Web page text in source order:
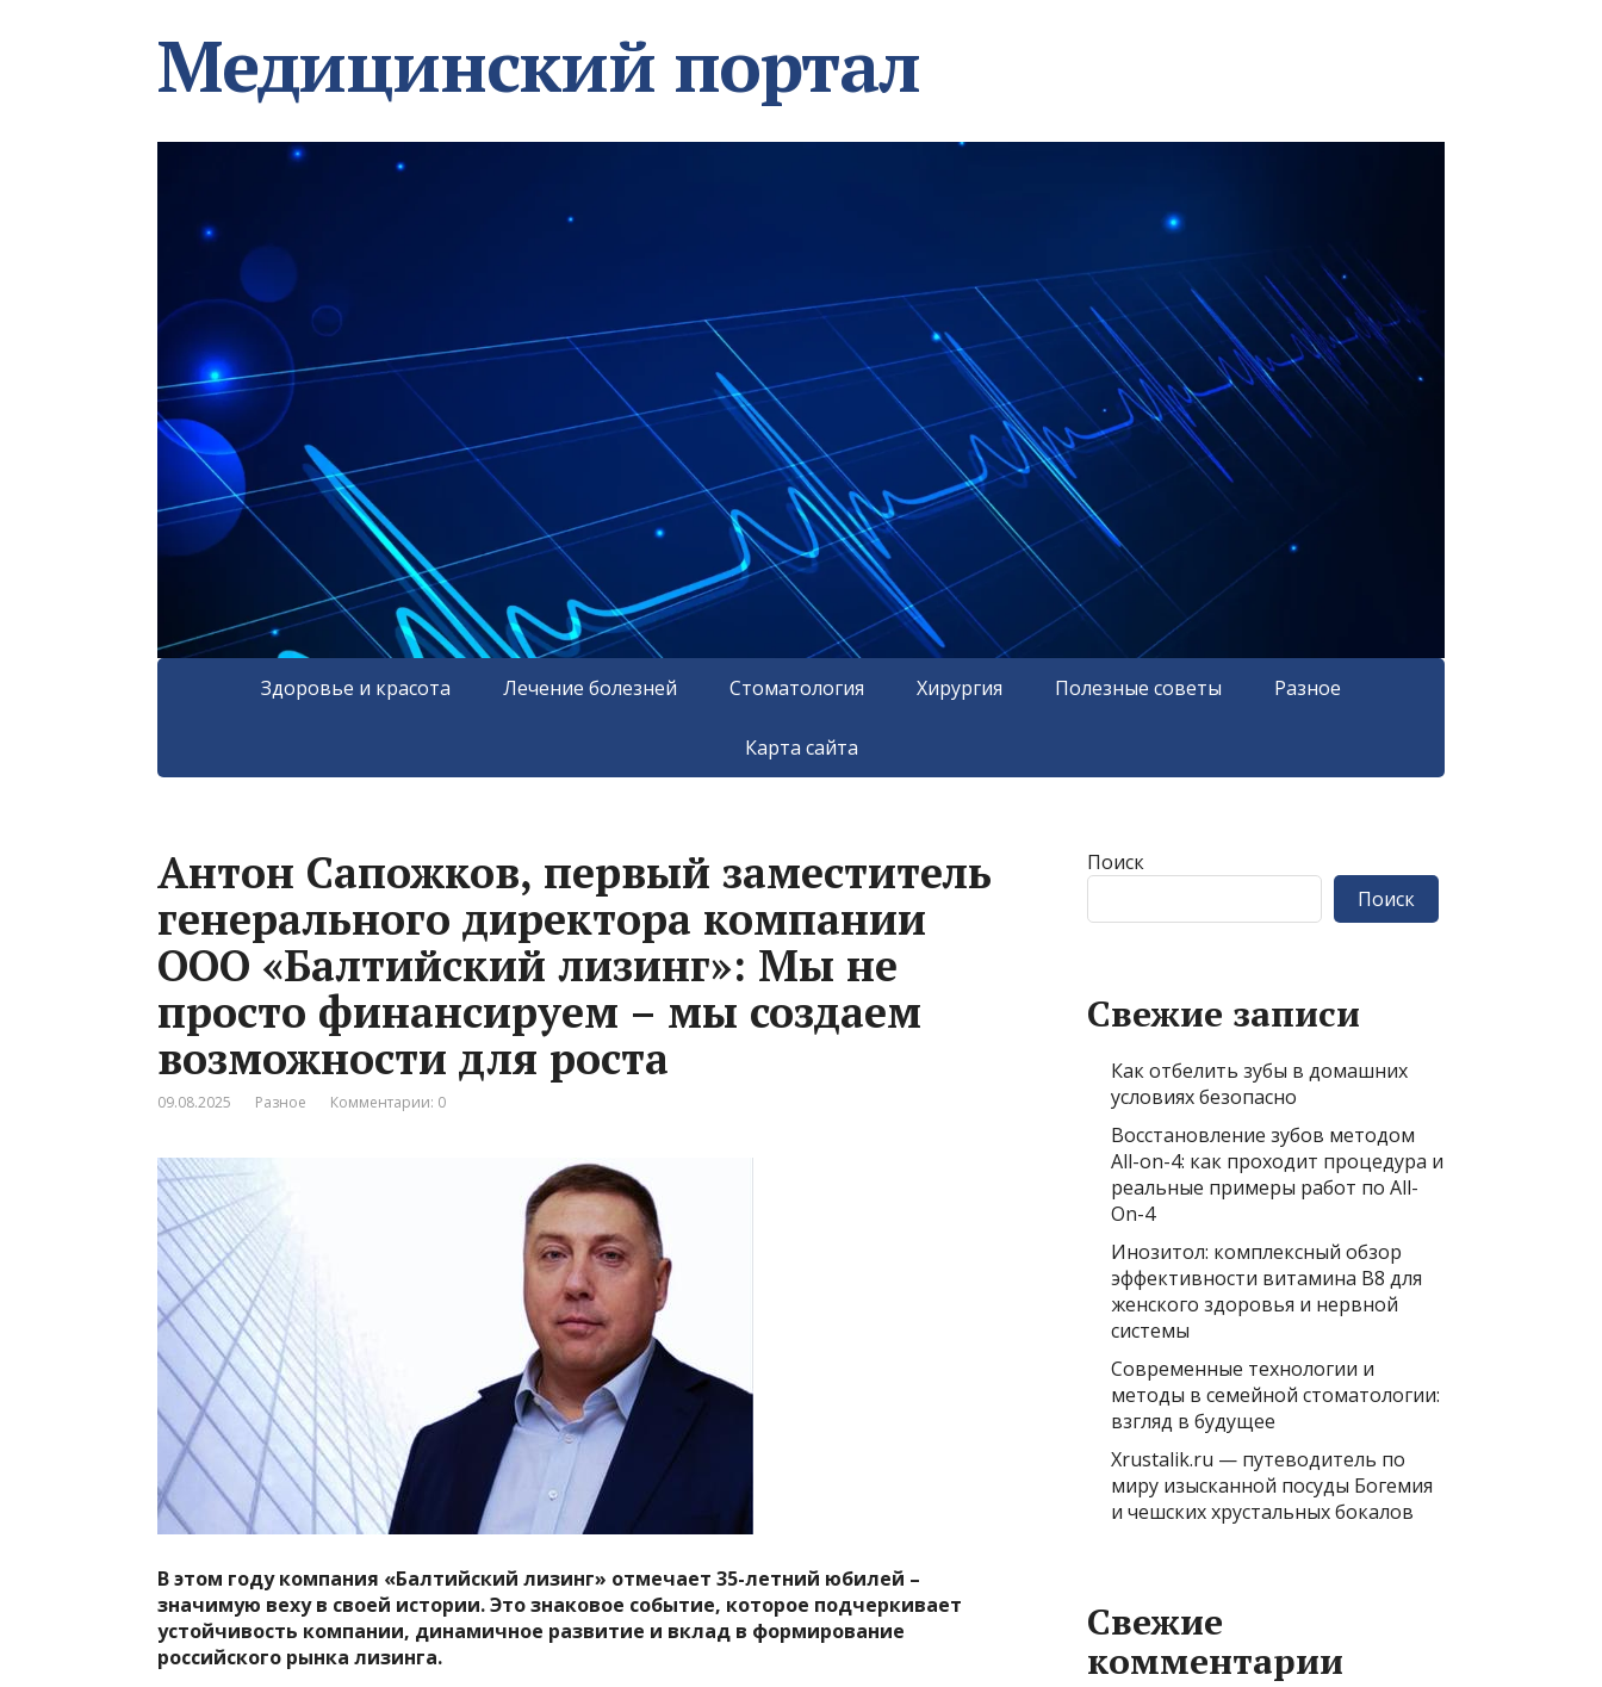
Медицинский портал
Здоровье и красота Лечение болезней Стоматология Хирургия Полезные советы Разное
Карта сайта
Антон Сапожков, первый заместитель
генерального директора компании
ООО «Балтийский лизинг»: Мы не
просто финансируем – мы создаем
возможности для роста
09.08.2025 Разное Комментарии: 0
В этом году компания «Балтийский лизинг» отмечает 35-летний юбилей –
значимую веху в своей истории. Это знаковое событие, которое подчеркивает
устойчивость компании, динамичное развитие и вклад в формирование
российского рынка лизинга.
Поиск
Поиск
Свежие записи
Как отбелить зубы в домашних
условиях безопасно
Восстановление зубов методом
All-on-4: как проходит процедура и
реальные примеры работ по All-
On-4
Инозитол: комплексный обзор
эффективности витамина B8 для
женского здоровья и нервной
системы
Современные технологии и
методы в семейной стоматологии:
взгляд в будущее
Xrustalik.ru — путеводитель по
миру изысканной посуды Богемия
и чешских хрустальных бокалов
Свежие
комментарии